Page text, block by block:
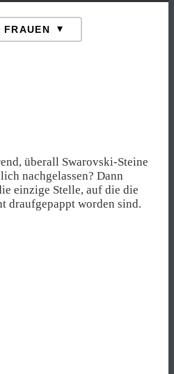
überall Swarovski-Steine
nachgelassen? Dann
einzige Stelle, auf die die
draufgepappt worden sind.